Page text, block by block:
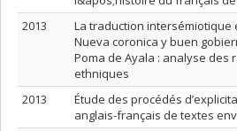
2013
La traduction intersémiotique
Nueva coronica y buen
Poma de Ayala : analyse des
ethniques
2013
Étude des procédés
anglais-français de textes